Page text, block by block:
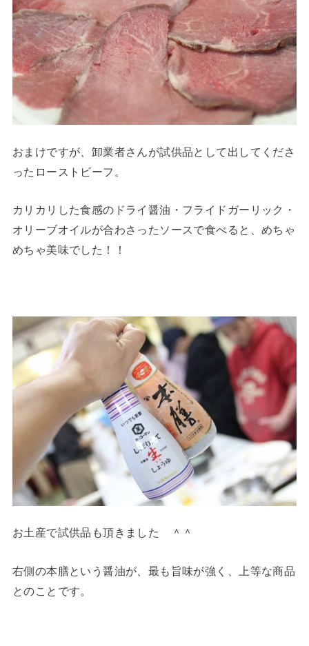
おまけですが、卸業者さんが試供品として出してくださ
ったローストビーフ。
カリカリした食感のドライ醤油・フライドガーリック・
オリーブオイルが合わさったソースで食べると、めちゃ
めちゃ美味でした！！
お土産で試供品も頂きました ＾＾
右側の本膳という醤油が、最も旨味が強く、上等な商品
とのことです。